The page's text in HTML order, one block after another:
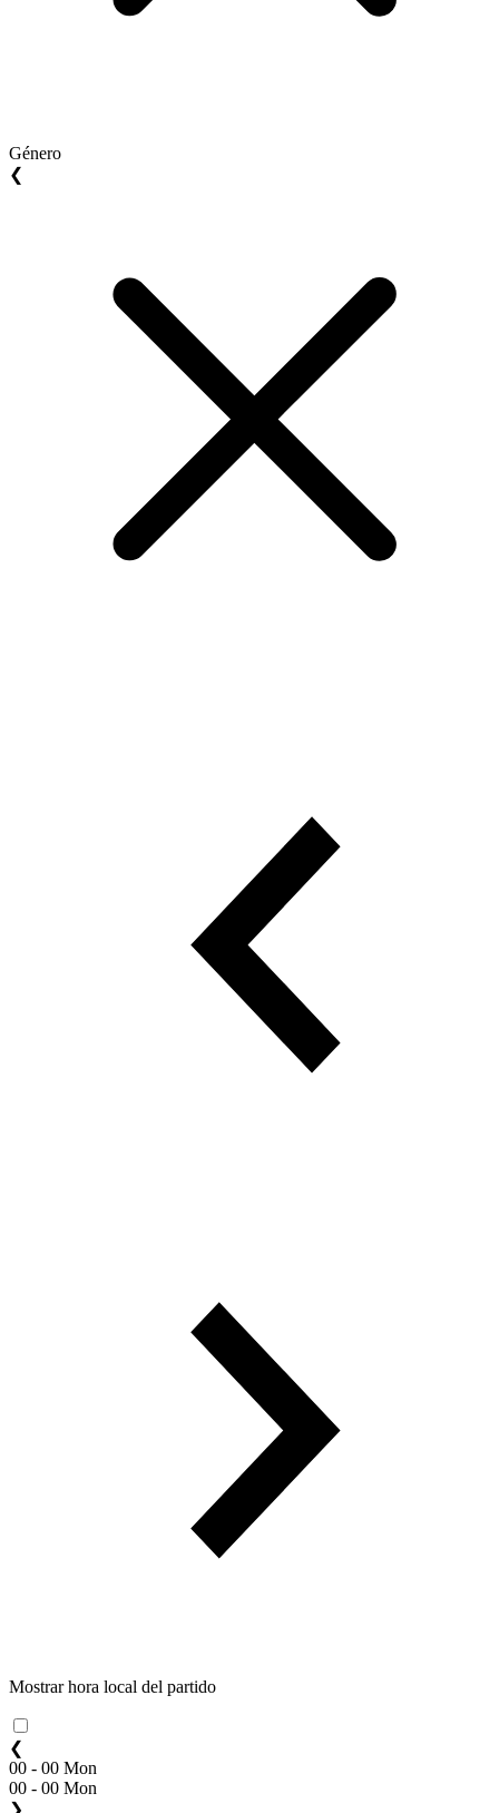
Género
❮
Mostrar hora local del partido
❮
00 - 00 Mon
00 - 00 Mon
❯